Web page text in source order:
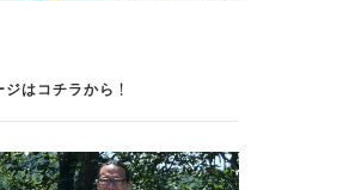
はコチラから！